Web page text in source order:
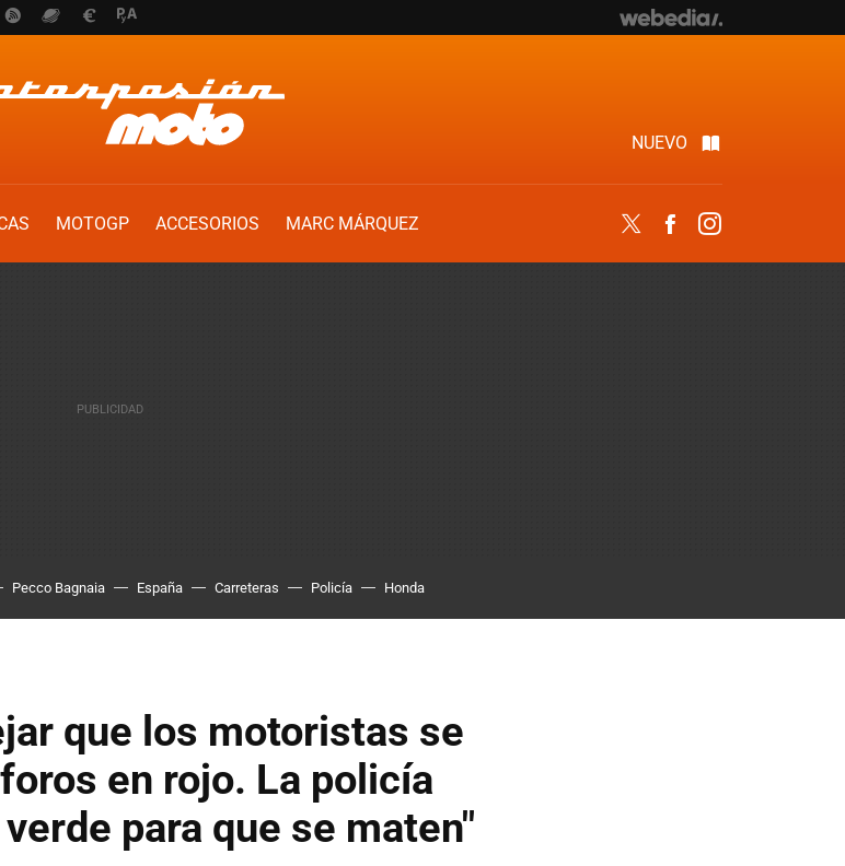
NUEVO
MOTOGP ACCESORIOS
MARC MÁRQUEZ
Twitter Facebook
Pecco Bagnaia España Carreteras Policía Honda
que los motoristas se
en rojo. La policía
para que se maten"